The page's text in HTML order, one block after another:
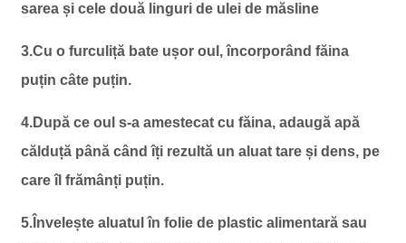
sarea și cele două linguri de ulei de măsline
3.Cu o furculiță bate ușor oul, încorporând făina
puțin câte puțin.
4.După ce oul s-a amestecat cu făina, adaugă apă
călduță până când îți rezultă un aluat tare și dens, pe
care îl frămânți puțin.
5.Învelește aluatul în folie de plastic alimentară sau